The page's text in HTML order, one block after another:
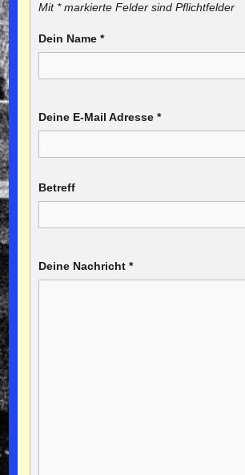
Mit * markierte Felder sind Pflichtfelder
Dein Name *
Deine E-Mail Adresse *
Betreff
Deine Nachricht *